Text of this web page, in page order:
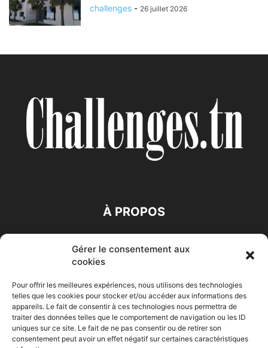
Gérer le consentement aux
cookies
Pour offrir les meilleures expériences, nous utilisons des technologies
telles que les cookies pour stocker et/ou accéder aux informations des
appareils. Le fait de consentir à ces technologies nous permettra de
traiter des données telles que le comportement de navigation ou les ID
uniques sur ce site. Le fait de ne pas consentir ou de retirer son
consentement peut avoir un effet négatif sur certaines caractéristiques
challenges - 26 juillet 2026
À PROPOS
SUIVEZ NOUS
Accueil Economie Entreprises Entrepreneur Afrique